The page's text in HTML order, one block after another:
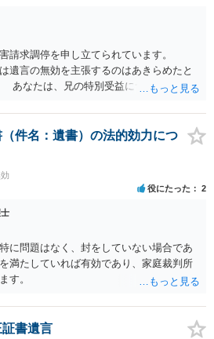
請求調停を申し立てられています。
遺言の無効を主張するのはあきらめたと
なたは、兄の特別受益について立証し
た方がよいと思います。
件名：遺書）の法的効力につ
役にたった 2
に問題はなく、封をしていない場合であ
満たしていれば有効であり、家庭裁判所
す。
書遺言